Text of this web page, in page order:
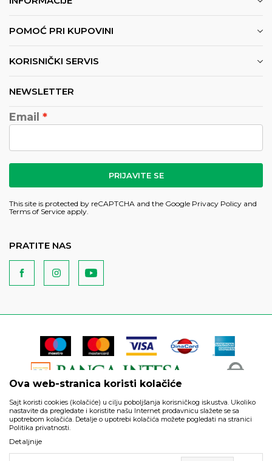
POMOĆ PRI KUPOVINI
KORISNIČKI SERVIS
NEWSLETTER
Email
PRIJAVITE SE
This site is protected by reCAPTCHA and the Google Privacy Policy and
Terms of Service apply.
PRATITE NAS
artikli prikazani na sajtu su deo naše ponude i ne podrazumeva
da su dostupni u svakom trenutku.
Ova web-stranica koristi kolačiće
Sajt koristi cookies (kolačiće) u cilju poboljšanja korisničkog iskustva. Ukoliko
nastavite da pregledate i koristite našu Internet prodavnicu slažete se sa
upotrebom kolačića. Detalje o upotrebi kolačića možete pogledati na stranici
Politika privatnosti.
Detaljnije